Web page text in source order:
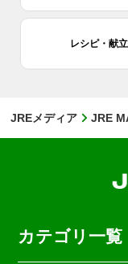
レシピ・献立
JREメディア JRE
カテゴリ一覧